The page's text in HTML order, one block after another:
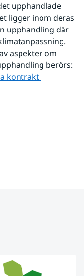
upphandlade
ligger inom deras
upphandling där
aspekter om
berörs:
kontrakt